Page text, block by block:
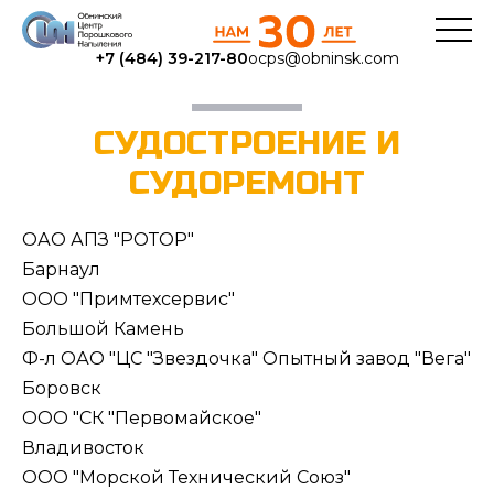
+7 (484) 39-217-80ocps@obninsk.com
СУДОСТРОЕНИЕ И
СУДОРЕМОНТ
ОАО АПЗ "РОТОР"
Барнаул
ООО "Примтехсервис"
Большой Камень
Ф-л ОАО "ЦС "Звездочка" Опытный завод "Вега"
Боровск
ООО "СК "Первомайское"
Владивосток
ООО "Морской Технический Союз"